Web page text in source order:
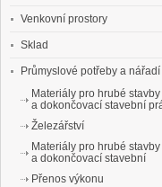
Venkovní prostory
Sklad
Průmyslové potřeby a nářadí
Materiály pro hrubé stavby
a dokončovací stavební
Železářství
Materiály pro hrubé stavby
a dokončovací stavební
Přenos výkonu